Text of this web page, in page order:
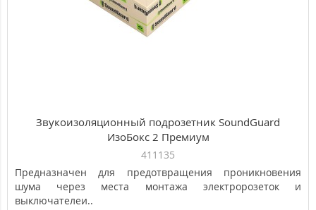
Звукоизоляционный подрозетник SoundGuard
ИзоБокс 2 Премиум
411135
Предназначен для предотвращения проникновения
шума через места монтажа электророзеток и
выключателеи..